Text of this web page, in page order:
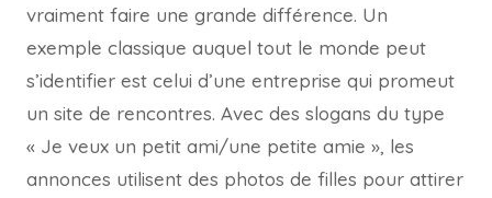
vraiment faire une grande différence. Un
exemple classique auquel tout le monde peut
s’identifier est celui d’une entreprise qui promeut
un site de rencontres. Avec des slogans du type
« Je veux un petit ami/une petite amie », les
annonces utilisent des photos de filles pour attirer